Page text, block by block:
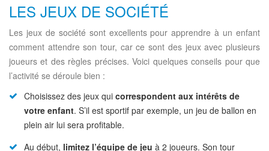
LES JEUX DE SOCIÉTÉ
Les jeux de société sont excellents pour apprendre à un enfant
comment attendre son tour, car ce sont des jeux avec plusieurs
joueurs et des règles précises. Voici quelques conseils pour que
l’activité se déroule bien :
Choisissez des jeux qui correspondent aux intérêts de
votre enfant. S’il est sportif par exemple, un jeu de ballon en
plein air lui sera profitable.
Au début, limitez l’équipe de jeu à 2 joueurs. Son tour